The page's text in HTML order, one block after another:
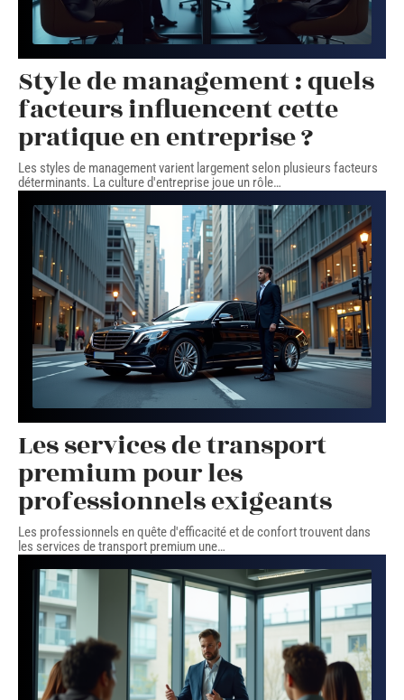
Style de management : quels
facteurs influencent cette
pratique en entreprise ?
Les styles de management varient largement selon plusieurs facteurs
déterminants. La culture d'entreprise joue un rôle…
Les services de transport
premium pour les
professionnels exigeants
Les professionnels en quête d'efficacité et de confort trouvent dans
les services de transport premium une…